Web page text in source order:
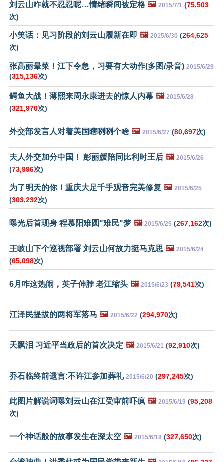
刘云山咋就不忍忍呢…情绪瞬间被定格 🖼️ 2015/7/1 (75,503
次)
小笑话：见习阶段的刘云山履新在即 🖼️ 2015/6/30 (264,625
次)
张高丽晕菜！江下令急，习要有大动作(多图/录音) 2015/6/29
(315,136次)
鳄鱼大战！薄熙来周永康进去的惊人内幕 🖼️ 2015/6/28
(321,970次)
外交部发言人对着美国瞎咧咧个啥 🖼️ 2015/6/27 (80,697次)
夫人外交加分中国！ 彭丽媛陪同比利时王后 🖼️ 2015/6/26
(73,996次)
为了明天的你！重庆大足千手观音完美修复 🖼️ 2015/6/25
(303,232次)
曝光后首现身 程慕阳难圆"难民"梦 🖼️ 2015/6/25 (267,162次)
王岐山下个巡视部署 刘云山何故力挺马克思 🖼️ 2015/6/24
(65,098次)
6月咋这热闹，英子伸脖 老江缩头 🖼️ 2015/6/23 (79,541次)
江泽民提拔的两将军落马 🖼️ 2015/6/22 (294,970次)
天飘泪 习近平当政后的首次决定 🖼️ 2015/6/21 (92,910次)
乔石临终前遗言:不许江参加葬礼 2015/6/20 (297,245次)
此图片解说词曝刘云山在江受审前吓疯 🖼️ 2015/6/19 (95,208
次)
一个神话般的故事发生在深太空 🖼️ 2015/6/18 (327,650次)